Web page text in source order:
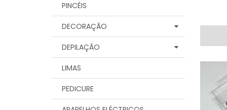
PINCÉIS
DECORAÇÃO
DEPILAÇÃO
LIMAS
PEDICURE